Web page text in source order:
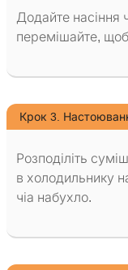
Додайте насіння
перемішайте,
Крок 3.
Розподіліть
в холодильнику
чіа набухло.